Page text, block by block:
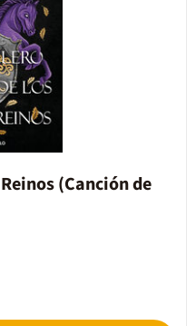
(Canción de